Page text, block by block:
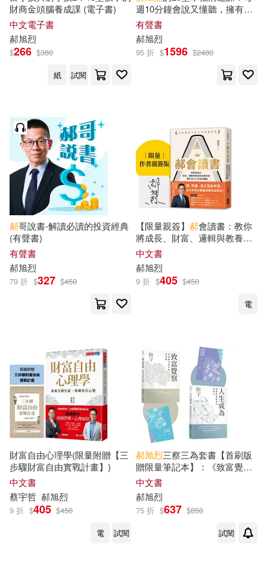
財商金頭腦養成課 (電子書)
中文電子書
郝旭烈
$266 $380
紙
試閱
週10分鐘會說又懂聽，擁有家
庭與職場好關係 (有聲書)
有聲書
郝旭烈
95 折 $1596 $2480
郝哥說書-解讀必讀的投資經典
(有聲書)
有聲書
郝旭烈
79 折 $327 $450
【限量親簽】 郝會讀書：教你
將成長、財富、邏輯與教養的
經典智慧，轉化成人生可用的
觀點
中文書
郝旭烈
9 折 $405 $450
電
財富自由心理學(限量附贈【三
步驟財富自由實戰計畫】)
中文書
蔡宇哲 郝旭烈
9 折 $405 $450
電
試閱
郝旭烈三察三為套書【首刷版
贈限量筆記本】：《致富覺
察》+《人生成為》
中文書
郝旭烈
75 折 $637 $850
試閱